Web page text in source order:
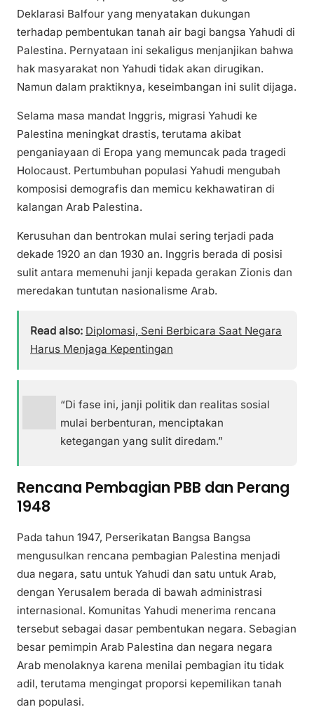
Deklarasi Balfour yang menyatakan dukungan
terhadap pembentukan tanah air bagi bangsa Yahudi di
Palestina. Pernyataan ini sekaligus menjanjikan bahwa
hak masyarakat non Yahudi tidak akan dirugikan.
Namun dalam praktiknya, keseimbangan ini sulit dijaga.
Selama masa mandat Inggris, migrasi Yahudi ke
Palestina meningkat drastis, terutama akibat
penganiayaan di Eropa yang memuncak pada tragedi
Holocaust. Pertumbuhan populasi Yahudi mengubah
komposisi demografis dan memicu kekhawatiran di
kalangan Arab Palestina.
Kerusuhan dan bentrokan mulai sering terjadi pada
dekade 1920 an dan 1930 an. Inggris berada di posisi
sulit antara memenuhi janji kepada gerakan Zionis dan
meredakan tuntutan nasionalisme Arab.
Read also: Diplomasi, Seni Berbicara Saat Negara
Harus Menjaga Kepentingan
“Di fase ini, janji politik dan realitas sosial
mulai berbenturan, menciptakan
ketegangan yang sulit diredam.”
Rencana Pembagian PBB dan Perang
1948
Pada tahun 1947, Perserikatan Bangsa Bangsa
mengusulkan rencana pembagian Palestina menjadi
dua negara, satu untuk Yahudi dan satu untuk Arab,
dengan Yerusalem berada di bawah administrasi
internasional. Komunitas Yahudi menerima rencana
tersebut sebagai dasar pembentukan negara. Sebagian
besar pemimpin Arab Palestina dan negara negara
Arab menolaknya karena menilai pembagian itu tidak
adil, terutama mengingat proporsi kepemilikan tanah
dan populasi.